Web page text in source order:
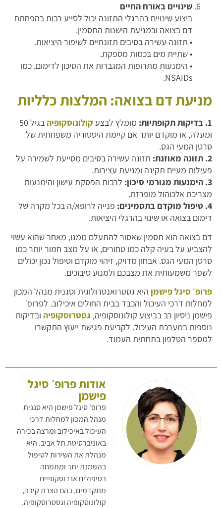
שינויים באורח החיים
ביצוע שינויים בהרגלי התזונה יכול לסייע רבות בהפחתת
דם בצואה ובמניעת הישנות התסמין.
• תזונה עשירה בסיבים תזונתיים לשיפור היציאות.
• שתיית מים בכמות מספקת.
• הימנעות מתרופות המגברות את הסיכון לדימום, כמו
NSAIDs.
מניעת דם בצואה: המלצות כלליות
1. בדיקות תקופתיות: מומלץ לבצע קולונוסקופיה
בגיל 50
ומעלה, או מוקדם יותר אם קיימת היסטוריה משפחתית של
סרטן המעי הגס.
2. תזונה מאוזנת:
תזונה עשירה בסיבים מסייעת לשמירה על
פעילות מעיים תקינה ומניעת עצירות.
3. הימנעות מגורמי סיכון:
לרבות הפסקת עישון והימנעות
מצריכת אלכוהול מופרזת.
4. טיפול מוקדם בתסמינים:
פנייה לרופא/ה בכל מקרה של
דימום בצואה או שינוי בהרגלי היציאות.
דם בצואה הוא תסמין שאסור להתעלם ממנו, מאחר שהוא עשוי
להצביע על בעיה קלה כמו טחורים, או על מצב חמור יותר כמו
סרטן המעי הגס. אבחון מדויק, זיהוי מוקדם וטיפול נכון יכולים
לשפר משמעותית את מצבכם ולמנוע סיבוכים.
פרופ׳ סיגל פישמן היא גסטרואנטרולוגית וסגנית מנהל המכון
למחלות דרכי העיכול והכבד בבית החולים איכילוב. לפרופ׳
פישמן ניסיון רב בביצוע קולונוסקופיה, גסטרוסקופיה ובדיקות
נוספות במערכת העיכול. לקביעת פגישת ייעוץ התקשרו
למספר הטלפון בתחתית העמוד.
אודות פרופ׳ סיגל
פישמן
פרופ' סיגל פישמן היא סגנית
מנהל המכון למחלות דרכי
העיכול באיכילוב ומרצה בכירה
באוניברסיטת תל אביב. היא
מנהלת את השירות לטיפול
בהשמנת יתר ומתמחה
בטיפולים אנדוסקופיים
מתקדמים, בהם הצרת קיבה,
קולונוסקופיה וגסטרוסקופיה.